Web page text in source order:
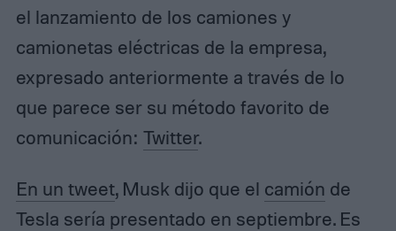
el lanzamiento de los camiones y
camionetas eléctricas de la empresa,
expresado anteriormente a través de lo
que parece ser su método favorito de
comunicación: Twitter.
En un tweet, Musk dijo que el camión de
Tesla sería presentado en septiembre. Es